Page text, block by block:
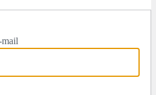
mail